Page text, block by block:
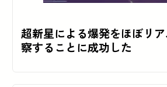
超新星による爆発をほぼリ
察することに成功した